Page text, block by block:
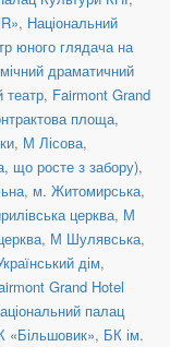
, Національний
юного глядача на
драматичний
театр, Fairmont Grand
площа,
, М Лісова,
що росте з забору),
, м. Житомирська,
церква, М
, М Шулявська,
дім,
Grand Hotel
палац
«Більшовик», БК ім.